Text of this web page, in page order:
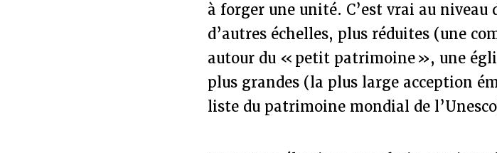
à forger une unité. C’est vrai au niveau
d’autres échelles, plus réduites (une
autour du « petit patrimoine », une
plus grandes (la plus large acception
liste du patrimoine mondial de